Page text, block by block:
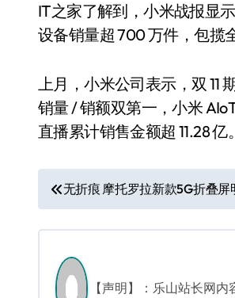
IT之家了解到，小米战报显
设备销量超 700 万件，包揽
上月，小米公司表示，双 11
销量 / 销额双第一，小米
直播累计销售金额超 11.28 亿。
文
章
航
无折痕 摩托罗拉新款5G折叠屏
【声明】：乐山站长网